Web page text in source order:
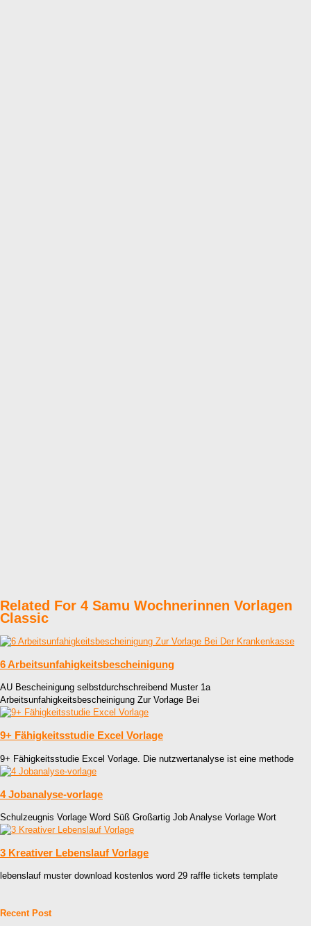
Related For 4 Samu Wochnerinnen Vorlagen
Classic
6 Arbeitsunfahigkeitsbescheinigung
AU Bescheinigung selbstdurchschreibend Muster 1a
Arbeitsunfahigkeitsbescheinigung Zur Vorlage Bei
9+ Fähigkeitsstudie Excel Vorlage
9+ Fähigkeitsstudie Excel Vorlage. Die nutzwertanalyse ist eine methode
4 Jobanalyse-vorlage
Schulzeugnis Vorlage Word Süß Großartig Job Analyse Vorlage Wort
3 Kreativer Lebenslauf Vorlage
lebenslauf muster download kostenlos word 29 raffle tickets template
Recent Post